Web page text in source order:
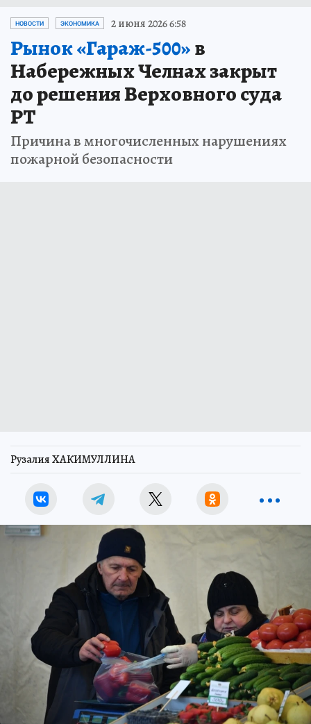
НОВОСТИ ЭКОНОМИКА 2 июня 2026 6:58
Рынок «Гараж-500»в
Набережных Челнах закрыт
до решения Верховного суда
РТ
Причина в многочисленных нарушениях
пожарной безопасности
Рузалия ХАКИМУЛЛИНА